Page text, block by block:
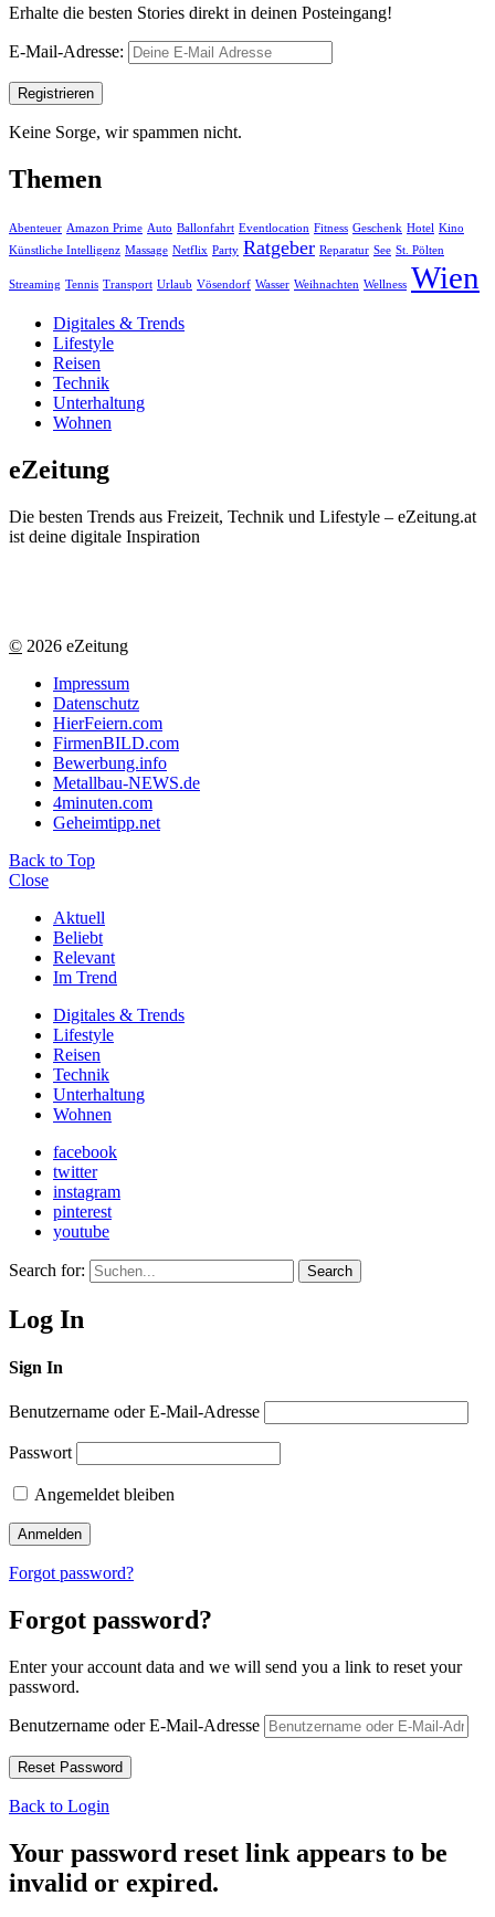
Erhalte die besten Stories direkt in deinen Posteingang!
E-Mail-Adresse:
Keine Sorge, wir spammen nicht.
Themen
Abenteuer Amazon Prime Auto Ballonfahrt Eventlocation Fitness Geschenk Hotel Kino
Künstliche Intelligenz Massage Netflix Party Ratgeber Reparatur See St. Pölten
Streaming Tennis Transport Urlaub Vösendorf Wasser Weihnachten Wellness Wien
Digitales & Trends
Lifestyle
Reisen
Technik
Unterhaltung
Wohnen
eZeitung
Die besten Trends aus Freizeit, Technik und Lifestyle – eZeitung.at
ist deine digitale Inspiration
© 2026 eZeitung
Impressum
Datenschutz
HierFeiern.com
FirmenBILD.com
Bewerbung.info
Metallbau-NEWS.de
4minuten.com
Geheimtipp.net
Back to Top
Close
Aktuell
Beliebt
Relevant
Im Trend
Digitales & Trends
Lifestyle
Reisen
Technik
Unterhaltung
Wohnen
facebook
twitter
instagram
pinterest
youtube
Search for: Search
Log In
Sign In
Benutzername oder E-Mail-Adresse
Passwort
Angemeldet bleiben
Forgot password?
Forgot password?
Enter your account data and we will send you a link to reset your
password.
Benutzername oder E-Mail-Adresse
Back to Login
Your password reset link appears to be
invalid or expired.